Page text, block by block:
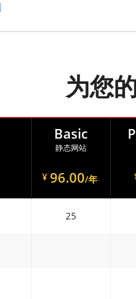
为您
Basic
静态网站
¥ 96.00/年
25